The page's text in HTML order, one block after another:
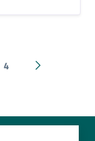
4 Pagina